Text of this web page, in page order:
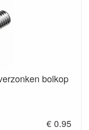
bolkop
€ 0.95